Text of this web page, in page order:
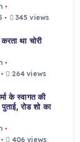
345 views
था चोरी
264 views
के स्वागत की
पुताई, रोड शो का
406 views